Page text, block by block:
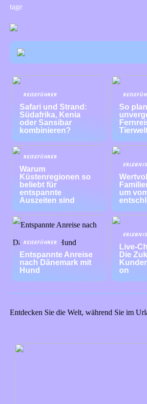
tage
REISEFÜHRER
Safari und Strand:
Südafrika, Kenia
oder Sansibar
kombinieren?
So
REISEFÜHRER
Warum
Küstenregionen so
beliebt für
entspannte
Auszeiten sind
um
REISEFÜHRER
Entspannte Anreise
nach Dänemark mit
Hund
Live-
Die
on
Entdecken Sie die Welt, während Sie im